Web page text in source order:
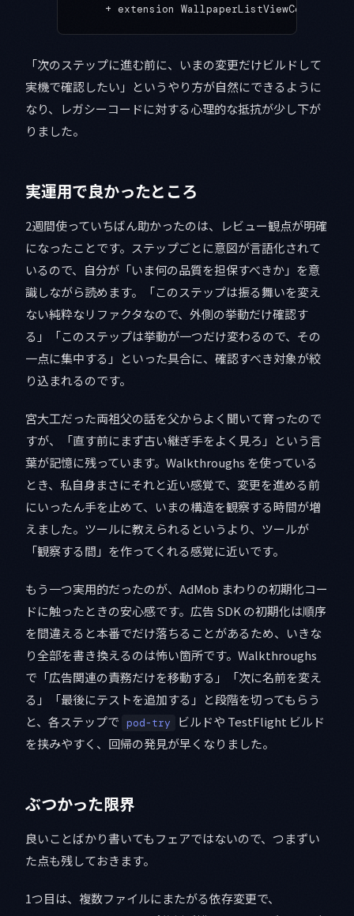
+ extension
「次のステップに進む前に、いまの変更だけビルドして
実機で確認したい」というやり方が自然にできるように
なり、レガシーコードに対する心理的な抵抗が少し下が
りました。
実運用で良かったところ
2週間使っていちばん助かったのは、レビュー観点が明確
になったことです。ステップごとに意図が言語化されて
いるので、自分が「いま何の品質を担保すべきか」を意
識しながら読めます。「このステップは振る舞いを変え
ない純粋なリファクタなので、外側の挙動だけ確認す
る」「このステップは挙動が一つだけ変わるので、その
一点に集中する」といった具合に、確認すべき対象が絞
り込まれるのです。
宮大工だった両祖父の話を父からよく聞いて育ったので
すが、「直す前にまず古い継ぎ手をよく見ろ」という言
葉が記憶に残っています。Walkthroughs を使っている
とき、私自身まさにそれと近い感覚で、変更を進める前
にいったん手を止めて、いまの構造を観察する時間が増
えました。ツールに教えられるというより、ツールが
「観察する間」を作ってくれる感覚に近いです。
もう一つ実用的だったのが、AdMob まわりの初期化コー
ドに触ったときの安心感です。広告 SDK の初期化は順序
を間違えると本番でだけ落ちることがあるため、いきな
り全部を書き換えるのは怖い箇所です。Walkthroughs
で「広告関連の責務だけを移動する」「次に名前を変え
る」「最後にテストを追加する」と段階を切ってもらう
と、各ステップで pod-try
ビルドや TestFlight ビルド
を挟みやすく、回帰の発見が早くなりました。
ぶつかった限界
良いことばかり書いてもフェアではないので、つまずい
た点も残しておきます。
1つ目は、複数ファイルにまたがる依存変更で、